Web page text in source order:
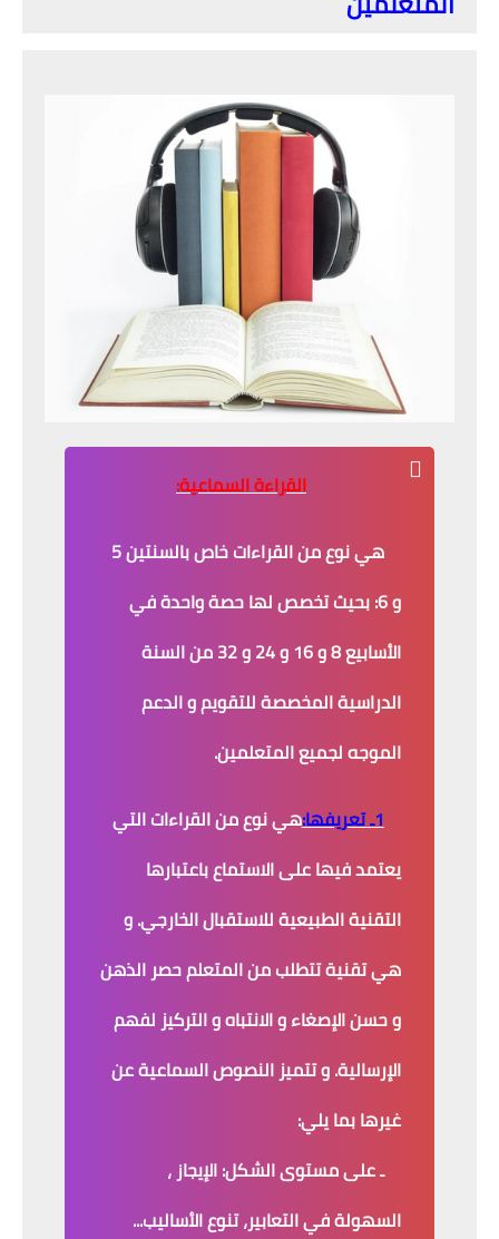
القراءة السماعية:
هي نوع من القراءات خاص بالسنتين 5
و 6: بحيث تخصص لها حصة واحدة في
الأسابيع 8 و 16 و 24 و 32 من السنة
الدراسية المخصصة للتقويم و الدعم
الموجه لجميع المتعلمين.
1ـ تعريفها:
هي نوع من القراءات التي
يعتمد فيها على الاستماع باعتبارها
التقنية الطبيعية للاستقبال الخارجي. و
هي تقنية تتطلب من المتعلم حصر الذهن
و حسن الإصغاء و الانتباه و التركيز لفهم
الإرسالية. و تتميز النصوص السماعية عن
غيرها بما يلي:
ـ على مستوى الشكل:الإيجاز ،
السهولة في التعابير، تنوع الأساليب...